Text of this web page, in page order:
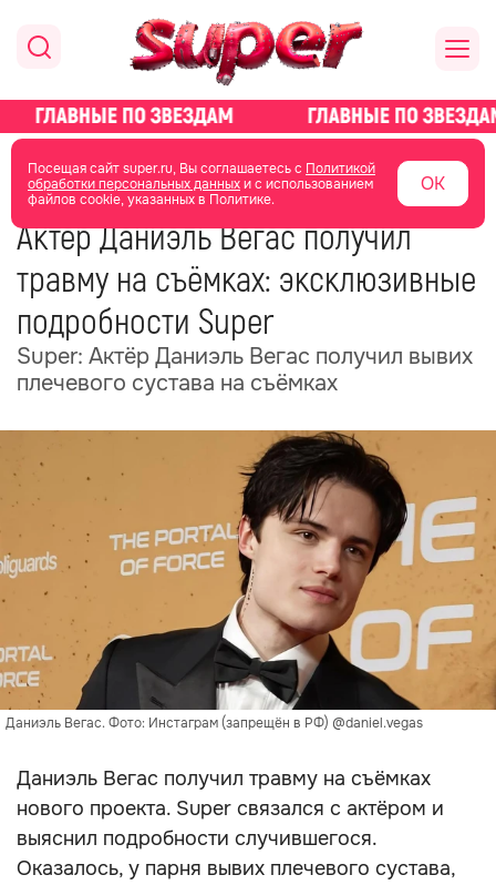
Посещая сайт super.ru, Вы соглашаетесь с Политикой
обработки персональных данныхи с использованием
файлов cookie, указанных в Политике.
ОК
главная новости о звездах новости
02 июля 12:34
Актёр Даниэль Вегас получил
травму на съёмках: эксклюзивные
подробности Super
Super: Актёр Даниэль Вегас получил вывих
плечевого сустава на съёмках
Даниэль Вегас. Фото: Инстаграм (запрещён в РФ) @daniel.vegas
Даниэль Вегас получил травму на съёмках
нового проекта. Super связался с актёром и
выяснил подробности случившегося.
Оказалось, у парня вывих плечевого сустава,